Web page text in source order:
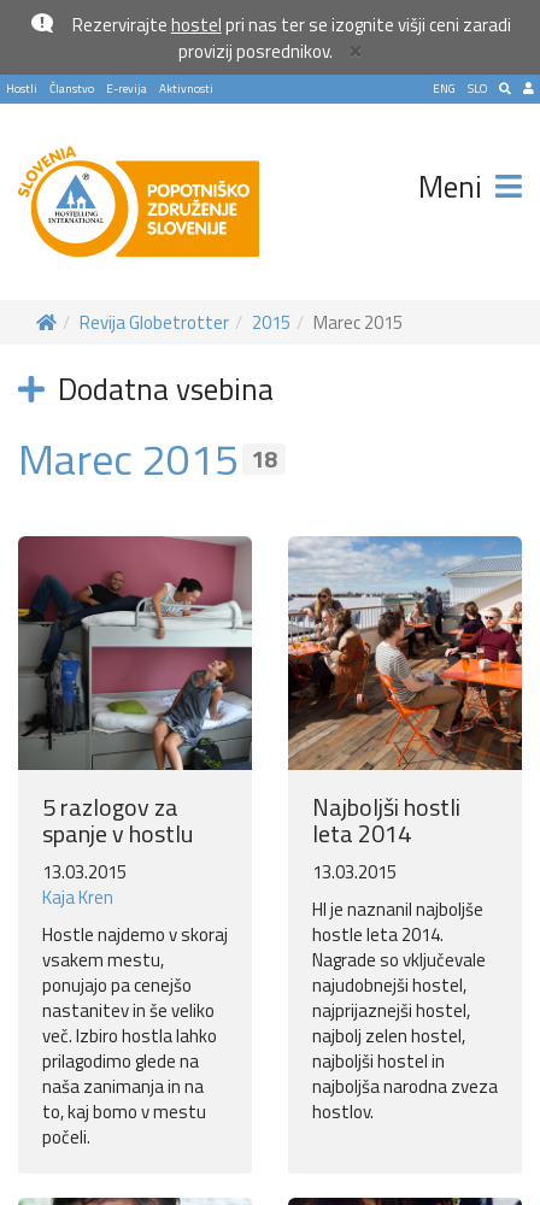
Rezervirajtehostelpri nas ter se izognite višji ceni zaradi
provizij posrednikov.
×
Hostli Članstvo E-revija Aktivnosti SLO
ENG
Meni
Revija Globetrotter 2015 Marec 2015
Dodatna vsebina
Marec 2015 18
5 razlogov za
spanje v hostlu
13.03.2015
Kaja Kren
Hostle najdemo v skoraj
vsakem mestu,
ponujajo pa cenejšo
nastanitev in še veliko
več. Izbiro hostla lahko
prilagodimo glede na
naša zanimanja in na
to, kaj bomo v mestu
počeli.
Najboljši hostli
leta 2014
13.03.2015
HI je naznanil najboljše
hostle leta 2014.
Nagrade so vključevale
najudobnejši hostel,
najprijaznejši hostel,
najbolj zelen hostel,
najboljši hostel in
najboljša narodna zveza
hostlov.
Pošlji VESELJE5 na 1919 in
doniraj 5 €
Pomagaj otrokom z manj priložnostmi do počitnic na morju.
Ne hvala